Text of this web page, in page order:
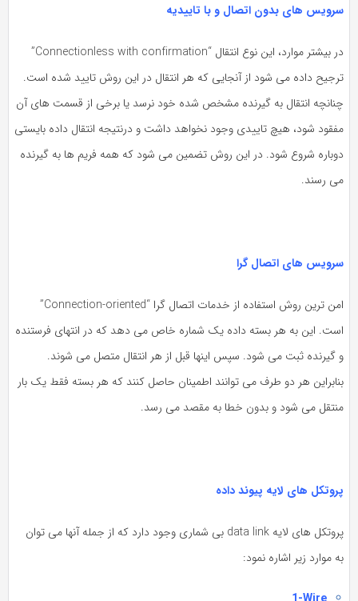
های بدون اتصال و با تاییدیه
در بیشتر موارد، این نوع انتقال “Connectionless with confirmation”
داده می شود از آنجایی که هر انتقال در این روش تایید شده است.
انتقال به گیرنده مشخص شده خود نرسد یا برخی از قسمت های آن
شود، هیچ تاییدی وجود نخواهد داشت و درنتیجه انتقال داده بایستی
شروع شود. در این روش تضمین می شود که همه فریم ها به گیرنده
رسند.
های اتصال گرا
امن ترین روش استفاده از خدمات اتصال گرا “Connection-oriented”
این به هر بسته داده یک شماره خاص می دهد که در انتهای فرستنده
گیرنده ثبت می شود. سپس اینها قبل از هر انتقال متصل می شوند.
هر دو طرف می توانند اطمینان حاصل کنند که هر بسته فقط یک بار
می شود و بدون خطا به مقصد می رسد.
های لایه پیوند داده
پروتکل های لایه data link بی شماری وجود دارد که از جمله آنها می توان
موارد زیر اشاره نمود: